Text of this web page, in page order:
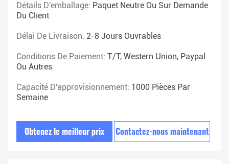
Détails D'emballage: Paquet Neutre Ou Sur Demande
Du Client
Délai De Livraison: 2-8 Jours Ouvrables
Conditions De Paiement: T/T, Western Union, Paypal
Ou Autres
Capacité D'approvisionnement: 1000 Pièces Par
Semaine
Obtenez le meilleur prix Contactez-nous maintenant